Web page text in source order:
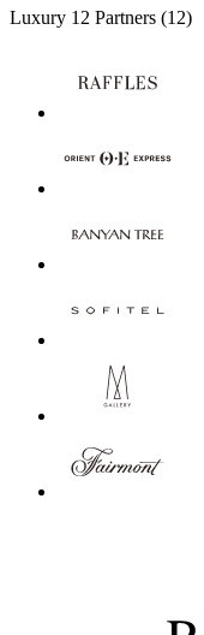
Luxury 12 Partners (12)